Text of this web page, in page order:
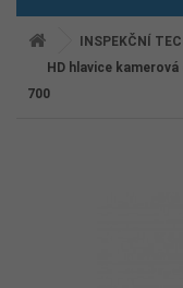
INSPEKČNÍ
HD hlavice
700